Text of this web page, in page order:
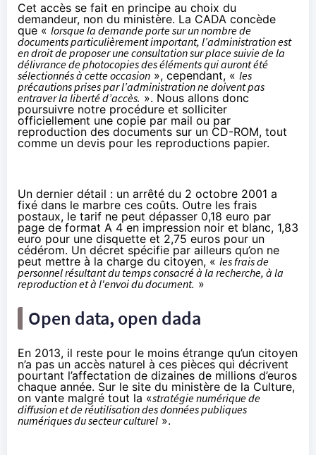
Cet accès se fait en principe au choix du
demandeur, non du ministère. La CADA concède
que « lorsque la demande porte sur un nombre de
documents particulièrement important, l’administration est
en droit de proposer une consultation sur place suivie de la
délivrance de photocopies des éléments qui auront été
sélectionnés à cette occasion », cependant, « les
précautions prises par l’administration ne doivent pas
entraver la liberté d’accès. ». Nous allons donc
poursuivre notre procédure et solliciter
officiellement une copie par mail ou par
reproduction des documents sur un CD-ROM, tout
comme un devis pour les reproductions papier.
Un dernier détail : un arrêté du 2 octobre 2001 a
fixé dans le marbre ces coûts. Outre les frais
postaux, le tarif ne peut dépasser 0,18 euro par
page de format A 4 en impression noir et blanc, 1,83
euro pour une disquette et 2,75 euros pour un
cédérom. Un décret spécifie par ailleurs qu’on ne
peut mettre à la charge du citoyen, « les frais de
personnel résultant du temps consacré à la recherche, à la
reproduction et à l'envoi du document. »
Open data, open dada
En 2013, il reste pour le moins étrange qu’un citoyen
n’a pas un accès naturel à ces pièces qui décrivent
pourtant l’affectation de dizaines de millions d’euros
chaque année. Sur le site du ministère de la Culture,
on vante malgré tout la «stratégie numérique de
diffusion et de réutilisation des données publiques
numériques du secteur culturel ».